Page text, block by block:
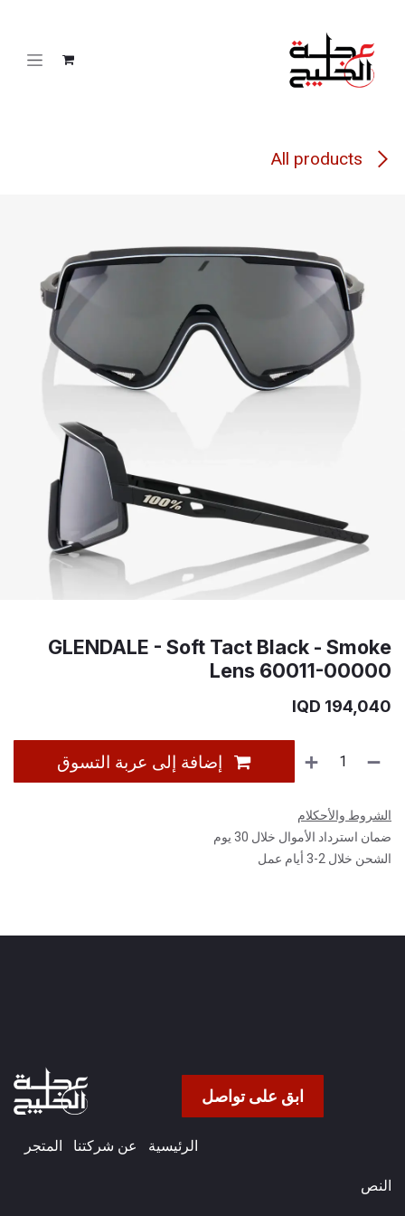
All products
GLENDALE - Soft Tact Black - Smoke
Lens 60011-00000
194,040
إضافة إلى عربة التسوق
الشروط والأحكلام
ضمان استرداد الأموال خلال 30 يوم
الشحن خلال 2-3 أيام عمل
ابق على تواصل
الرئيسية عن شركتنا​ المتجر
النص